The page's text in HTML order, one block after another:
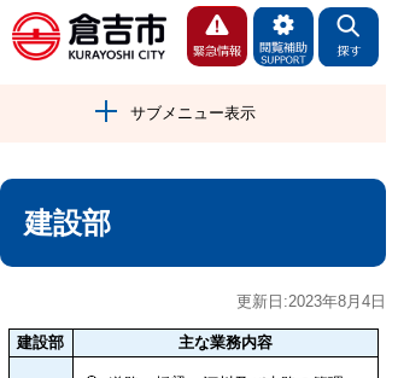
サブメニュー表示
建設部
更新日:2023年8月4日
建設部 主な業務内容